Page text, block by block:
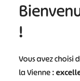
!
Vous avez choisi
la Vienne :